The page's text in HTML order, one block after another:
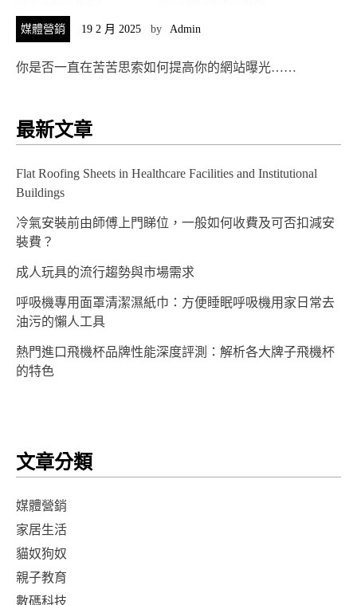
媒體營銷 19 2 月 2025 by Admin
你是否一直在苦苦思索如何提高你的網站曝光……
最新文章
Flat Roofing Sheets in Healthcare Facilities and Institutional
Buildings
冷氣安裝前由師傅上門睇位，一般如何收費及可否扣減安
裝費？
成人玩具的流行趨勢與市場需求
呼吸機專用面罩清潔濕紙巾：方便睡眠呼吸機用家日常去
油污的懶人工具
熱門進口飛機杯品牌性能深度評測：解析各大牌子飛機杯
的特色
文章分類
媒體營銷
家居生活
貓奴狗奴
親子教育
數碼科技